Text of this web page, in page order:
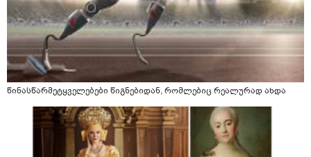
წინასწარმეტყველებები წიგნებიდან, რომლებიც რეალურად ახდა